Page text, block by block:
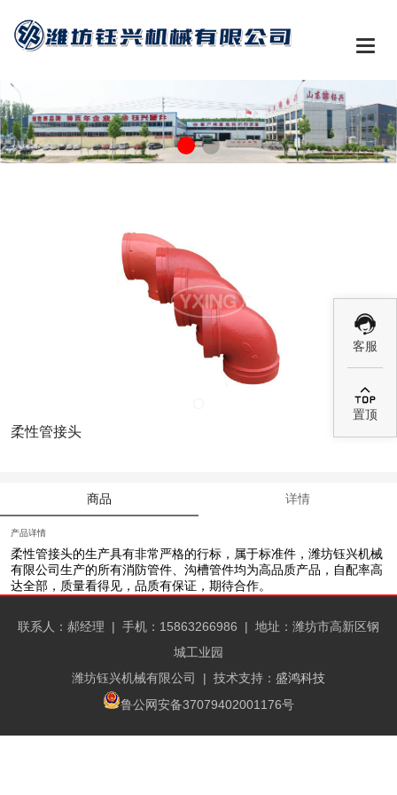

客服

置顶
柔性管接头
商品 详情
产品详情
柔性管接头的生产具有非常严格的行标，属于标准件，潍坊钰兴机械
有限公司生产的所有消防管件、沟槽管件均为高品质产品，自配率高
达全部，质量看得见，品质有保证，期待合作。
联系人：郝经理 | 手机：15863266986 | 地址：潍坊市高新区钢
城工业园
潍坊钰兴机械有限公司
| 技术支持： 盛鸿科技
鲁公网安备37079402001176号